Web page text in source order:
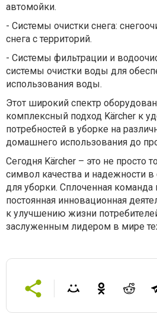
автомойки.
- Системы очистки снега:
снега с территорий.
- Системы фильтрации и
системы очистки воды для
использования воды.
Этот широкий спектр
комплексный подход Kärcher к
потребностей в уборке на
домашнего использования до
Сегодня Kärcher – это не просто
символ качества и надежности
для уборки. Сплоченная команда
постоянная инновационная
к улучшению жизни
заслуженным лидером в мире